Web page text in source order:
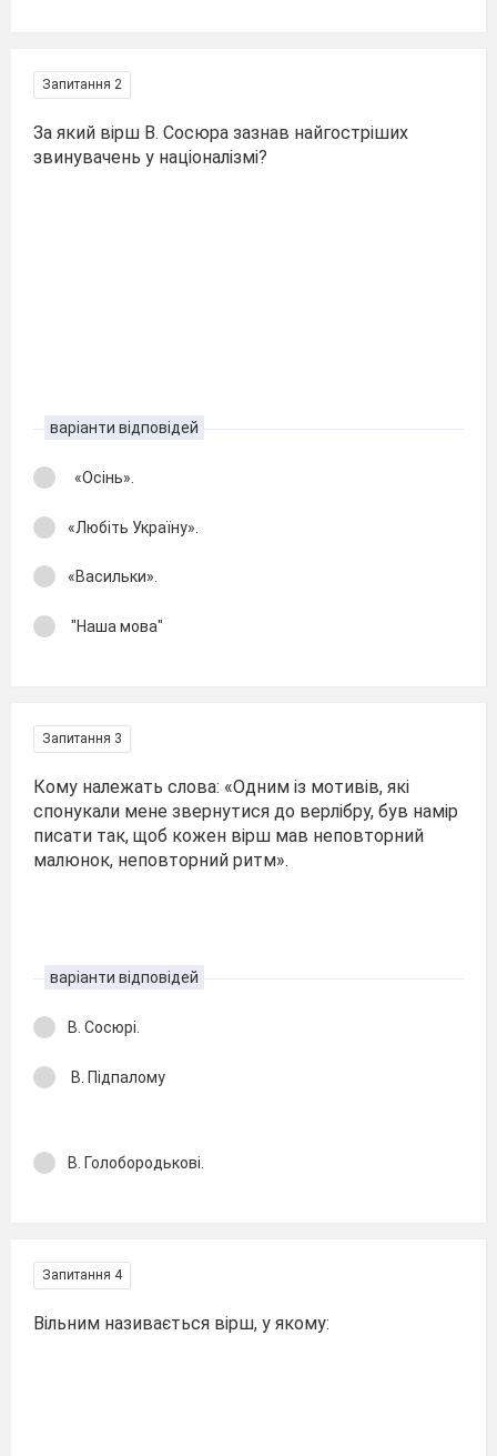
Запитання 2
За який вірш В. Сосюра зазнав найгостріших
звинувачень у націоналізмі?
варіанти відповідей
«Осінь».
«Любіть Україну».
«Васильки».
"Наша мова"
Запитання 3
Кому належать слова: «Одним із мотивів, які
спонукали мене звернутися до верлібру, був намір
писати так, щоб кожен вірш мав неповторний
малюнок, неповторний ритм».
варіанти відповідей
В. Сосюрі.
В. Підпалому
В. Голобородькові.
Запитання 4
Вільним називається вірш, у якому: